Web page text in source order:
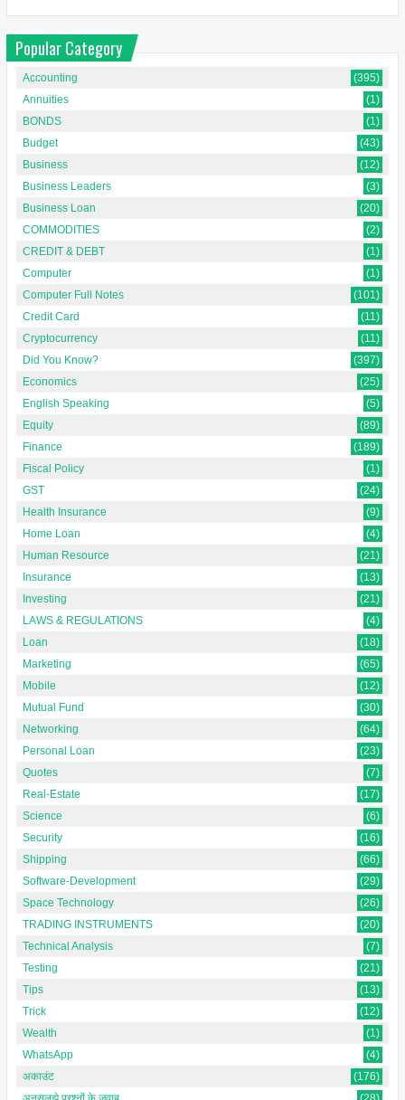
Popular Category
Accounting
(395)
Annuities
(1)
BONDS
(1)
Budget
(43)
Business
(12)
Business Leaders
(3)
Business Loan
(20)
COMMODITIES
(2)
CREDIT & DEBT
(1)
Computer
(1)
Computer Full Notes
(101)
Credit Card
(11)
Cryptocurrency
(11)
Did You Know?
(397)
Economics
(25)
English Speaking
(5)
Equity
(89)
Finance
(189)
Fiscal Policy
(1)
GST
(24)
Health Insurance
(9)
Home Loan
(4)
Human Resource
(21)
Insurance
(13)
Investing
(21)
LAWS & REGULATIONS
(4)
Loan
(18)
Marketing
(65)
Mobile
(12)
Mutual Fund
(30)
Networking
(64)
Personal Loan
(23)
Quotes
(7)
Real-Estate
(17)
Science
(6)
Security
(16)
Shipping
(66)
Software-Development
(29)
Space Technology
(26)
TRADING INSTRUMENTS
(20)
Technical Analysis
(7)
Testing
(21)
Tips
(13)
Trick
(12)
Wealth
(1)
WhatsApp
(4)
अकाउंट
(176)